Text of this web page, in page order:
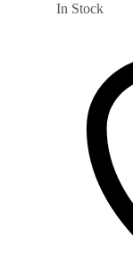
In Stock